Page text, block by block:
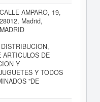
CALLE AMPARO, 19,
28012, Madrid,
MADRID
ARTICULOS DE
Y
Y TODOS
"DE